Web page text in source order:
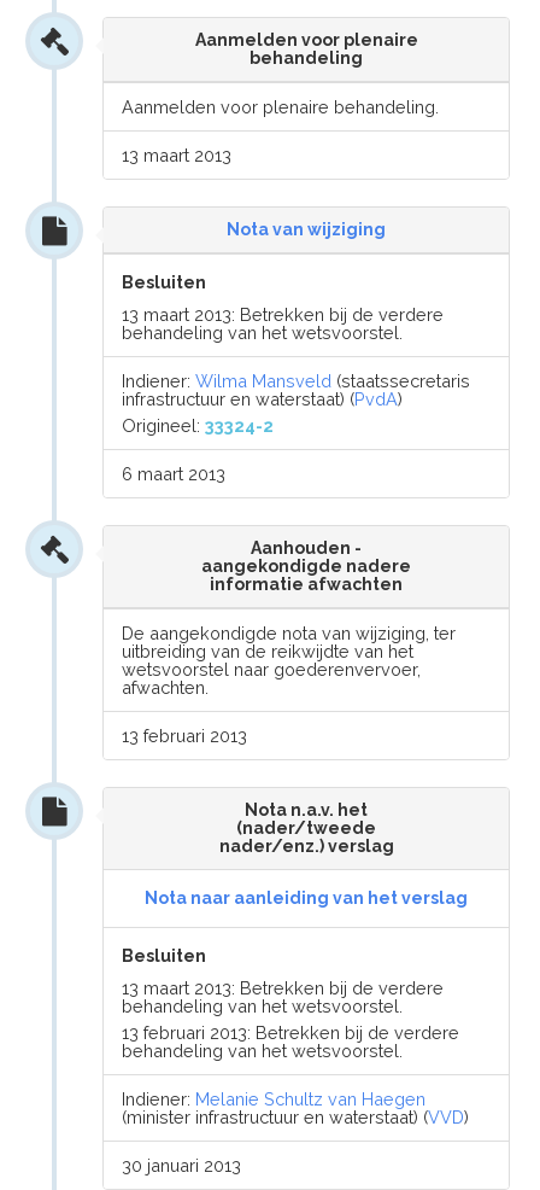
Aanmelden voor plenaire
behandeling
Aanmelden voor plenaire behandeling.
13 maart 2013
Nota van wijziging
Besluiten
13 maart 2013: Betrekken bij de verdere
behandeling van het wetsvoorstel.
Indiener:Wilma Mansveld (staatssecretaris
infrastructuur en waterstaat) (PvdA)
Origineel:33324-2
6 maart 2013
Aanhouden -
aangekondigde nadere
informatie afwachten
De aangekondigde nota van wijziging, ter
uitbreiding van de reikwijdte van het
wetsvoorstel naar goederenvervoer,
afwachten.
13 februari 2013
Nota n.a.v. het
(nader/tweede
nader/enz.) verslag
Nota naar aanleiding van het verslag
Besluiten
13 maart 2013: Betrekken bij de verdere
behandeling van het wetsvoorstel.
13 februari 2013: Betrekken bij de verdere
behandeling van het wetsvoorstel.
Indiener: Melanie Schultz van Haegen
(minister infrastructuur en waterstaat) (VVD)
30 januari 2013